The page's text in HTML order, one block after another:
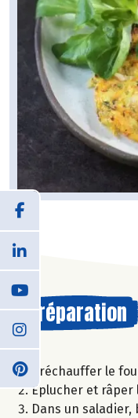
Préparation
Préchauffer le
Éplucher et râper
Dans un